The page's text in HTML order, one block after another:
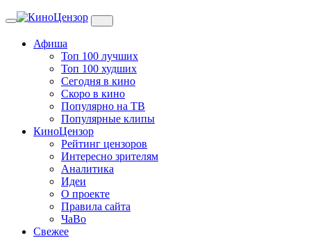
Toggle
Афиша
Топ 100 лучших
Топ 100 худших
Сегодня в кино
Скоро в кино
Популярно на ТВ
Популярные клипы
КиноЦензор
Рейтинг цензоров
Интересно зрителям
Аналитика
Идеи
О проекте
Правила сайта
ЧаВо
Свежее